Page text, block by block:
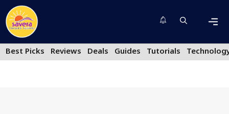
Skip
to
content
Best Picks
Reviews Deals Guides Tutorials